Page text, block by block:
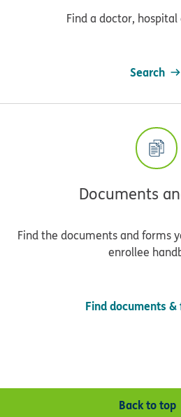
Find a doctor,
Search
Documents
Find the documents and forms
enrollee
Find documents &
Back to top